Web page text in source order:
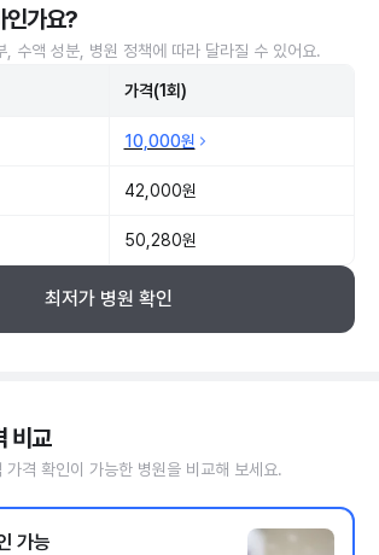
인가요?
, 수액 성분, 병원 정책에 따라 달라질 수 있어요.
가격(1회)
10,000원
42,000원
50,280원
최저가 병원 확인
비교
가격 확인이 가능한 병원을 비교해 보세요.
가능